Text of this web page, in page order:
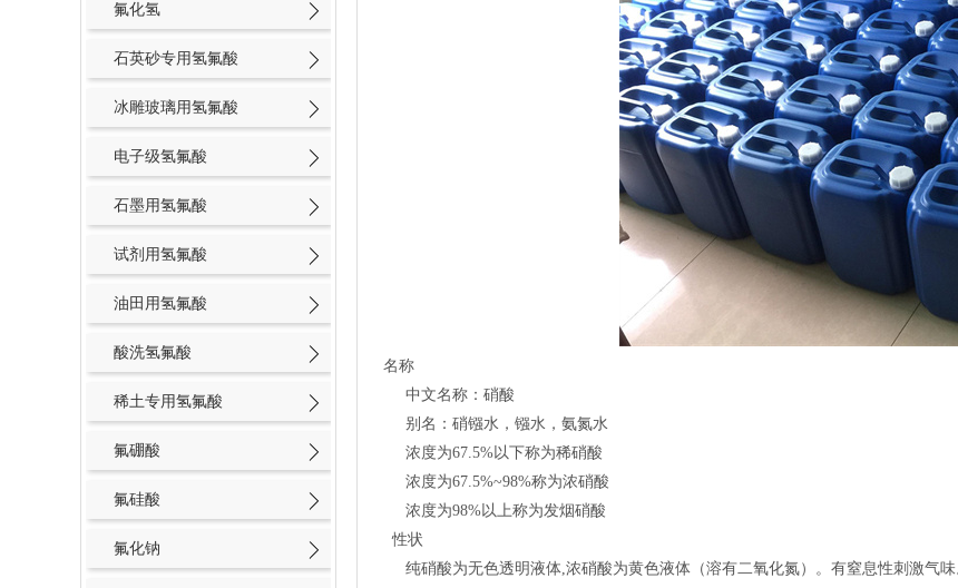
氟化氢
石英砂专用氢氟酸
冰雕玻璃用氢氟酸
电子级氢氟酸
石墨用氢氟酸
试剂用氢氟酸
油田用氢氟酸
酸洗氢氟酸
稀土专用氢氟酸
氟硼酸
氟硅酸
氟化钠
名称
中文名称：硝酸
别名：硝镪水，镪水，氨氮水
浓度为67.5%以下称为稀硝酸
浓度为67.5%~98%称为浓硝酸
浓度为98%以上称为发烟硝酸
性状
纯硝酸为无色透明液体,浓硝酸为黄色液体（溶有二氧化氮）。有窒息性刺激气味